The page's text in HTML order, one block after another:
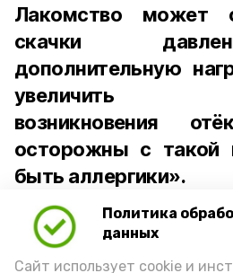
Политика
данных
Сайт использует cookie и
Лакомство может
скачки
дополнительную
увеличить
возникновения
осторожны с
быть аллергики».
Для взрослого
порцией икры
(2-3 ложки). При этом